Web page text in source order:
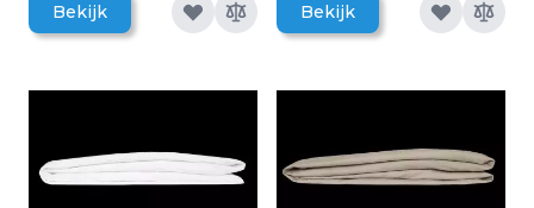
Bekijk Bekijk